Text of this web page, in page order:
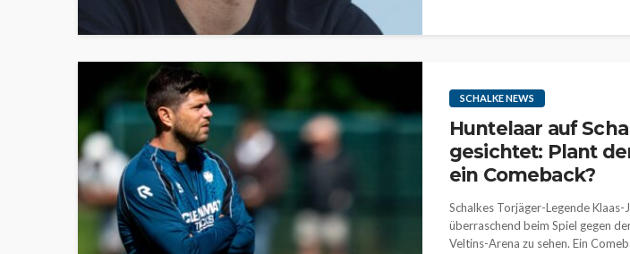
SCHALKE NEWS
Huntelaar auf
gesichtet: Plant
ein Comeback?
Schalkes Torjäger-Legende Klaas-
überraschend beim Spiel gegen
Veltins-Arena zu sehen. Ein